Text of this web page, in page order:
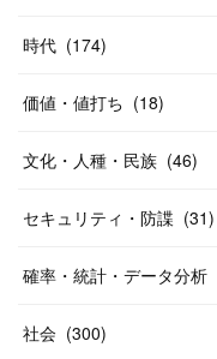
時代 (174)
価値・値打ち (18)
文化・人種・民族 (46)
セキュリティ・防諜 (31)
確率・統計・データ分析
社会 (300)